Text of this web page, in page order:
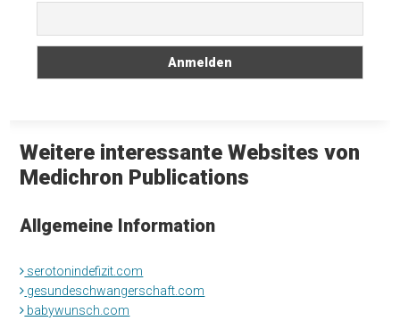
Weitere interessante Websites von
Medichron Publications
Allgemeine Information
serotonindefizit.com
gesundeschwangerschaft.com
babywunsch.com